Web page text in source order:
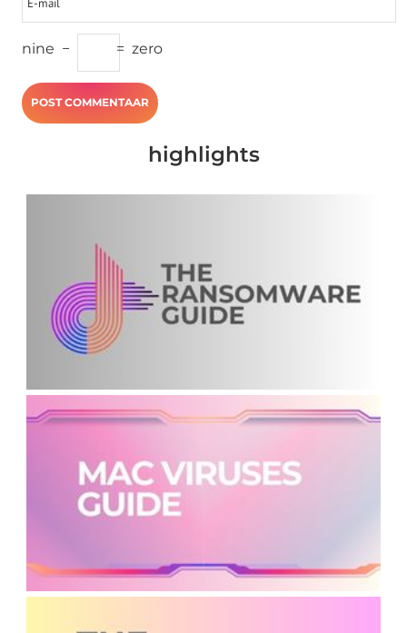
nine − = zero
highlights